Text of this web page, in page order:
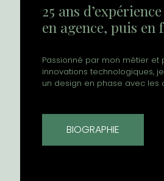
25 ans
en agence, puis en
Passionné par mon métier et
innovations technologiques,
un design en phase avec les
BIOGRAPHIE